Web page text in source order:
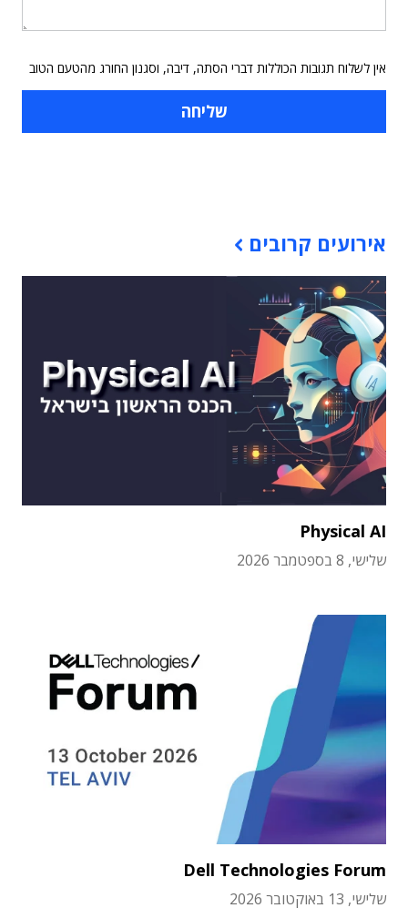
אין לשלוח תגובות הכוללות דברי הסתה, דיבה, וסגנון החורג מהטעם הטוב
אירועים קרובים
Physical AI
שלישי, 8 בספטמבר 2026
Dell Technologies Forum
שלישי, 13 באוקטובר 2026